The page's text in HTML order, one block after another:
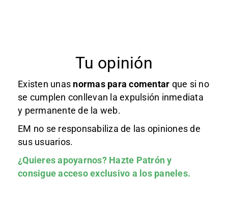
Tu opinión
Existen unas normas para comentar que si no
se cumplen conllevan la expulsión inmediata
y permanente de la web.
EM no se responsabiliza de las opiniones de
sus usuarios.
¿Quieres apoyarnos? Hazte Patróny
consigue acceso exclusivo a los paneles.